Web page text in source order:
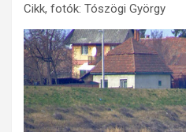
Cikk, fotók: Tószögi György